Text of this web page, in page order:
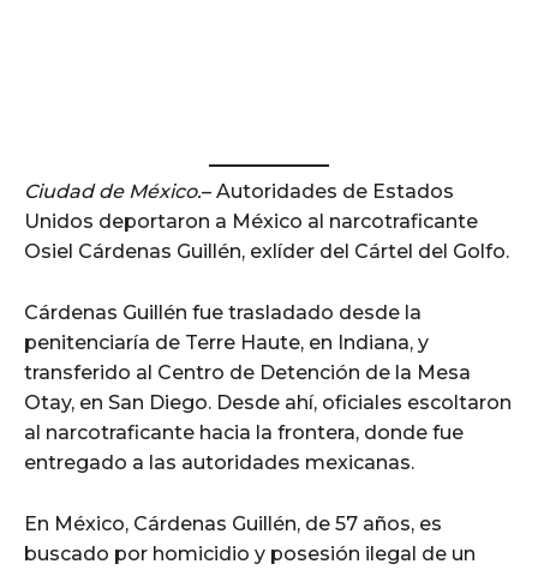
Ciudad de México.– Autoridades de Estados
Unidos deportaron a México al narcotraficante
Osiel Cárdenas Guillén, exlíder del Cártel del Golfo.
Cárdenas Guillén fue trasladado desde la
penitenciaría de Terre Haute, en Indiana, y
transferido al Centro de Detención de la Mesa
Otay, en San Diego. Desde ahí, oficiales escoltaron
al narcotraficante hacia la frontera, donde fue
entregado a las autoridades mexicanas.
En México, Cárdenas Guillén, de 57 años, es
buscado por homicidio y posesión ilegal de un